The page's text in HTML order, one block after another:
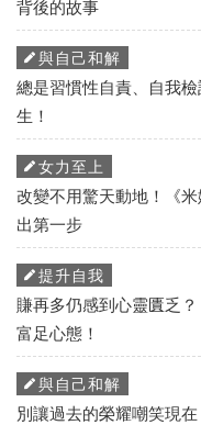
背後的故事
與自己和解
總是習慣性自責、自我
生！
女力至上
改變不用驚天動地！《
出第一步
提升自我
賺再多仍感到心靈匱乏
富足心態！
與自己和解
別讓過去的榮耀嘲笑現